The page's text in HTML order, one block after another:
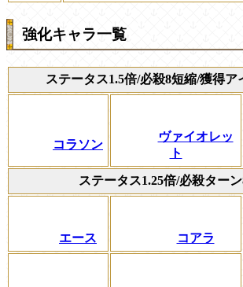
強化キャラ一覧
ステータス1.5倍/必殺8短縮/獲得ア
コラソン
ヴァイオレッ
ト
ステータス1.25倍/必殺ター
エース コアラ